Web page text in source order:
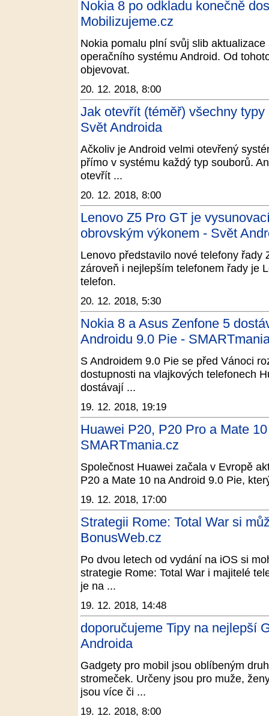
Nokia 8 po odkladu konečně
Mobilizujeme.cz
Nokia pomalu plní svůj slib
operačního systému Android. Od
objevovat.
20. 12. 2018, 8:00
Jak otevřít (téměř) všechny
Svět Androida
Ačkoliv je Android velmi otevřený
přímo v systému každý typ souborů.
otevřít ...
20. 12. 2018, 8:00
Lenovo Z5 Pro GT je
obrovským výkonem - Svět
Lenovo představilo nové telefony
zároveň i nejlepším telefonem řady je
telefon.
20. 12. 2018, 5:30
Nokia 8 a Asus Zenfone 5
Androidu 9.0 Pie -
S Androidem 9.0 Pie se před Vánoci
dostupnosti na vlajkových telefonech
dostávají ...
19. 12. 2018, 19:19
Huawei P20, P20 Pro a Mate
SMARTmania.cz
Společnost Huawei začala v Evropě
P20 a Mate 10 na Android 9.0 Pie,
19. 12. 2018, 17:00
Strategii Rome: Total War si
BonusWeb.cz
Po dvou letech od vydání na iOS si
strategie Rome: Total War i majitelé
je na ...
19. 12. 2018, 14:48
doporučujeme Tipy na nejlepší
Androida
Gadgety pro mobil jsou oblíbeným
stromeček. Určeny jsou pro muže,
jsou více či ...
19. 12. 2018, 8:00